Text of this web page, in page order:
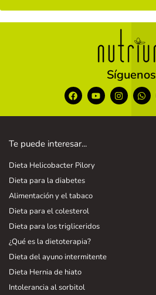
Síguenos
Te puede interesar...
Dieta Helicobacter Pilory
Dieta para la diabetes
Alimentación y el tabaco
Dieta para el colesterol
Dieta para los trigliceridos
¿Qué es la dietoterapia?
Dieta del ayuno intermitente
Dieta Hernia de hiato
Intolerancia al sorbitol